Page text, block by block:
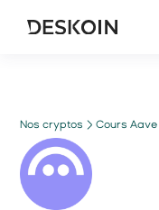
Nos cryptos Cours Aave